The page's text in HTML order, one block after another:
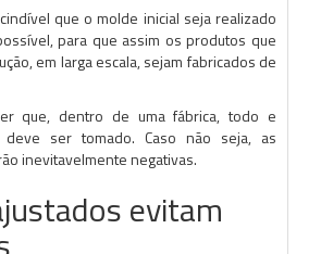
que o molde inicial seja realizado
para que assim os produtos que
em larga escala, sejam fabricados de
que, dentro de uma fábrica, todo e
deve ser tomado. Caso não seja, as
inevitavelmente negativas.
evitam